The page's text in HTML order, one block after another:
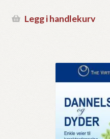
Legg i handlekurv